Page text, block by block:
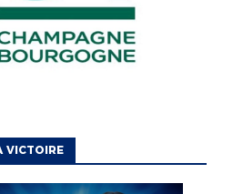
VICTOIRE